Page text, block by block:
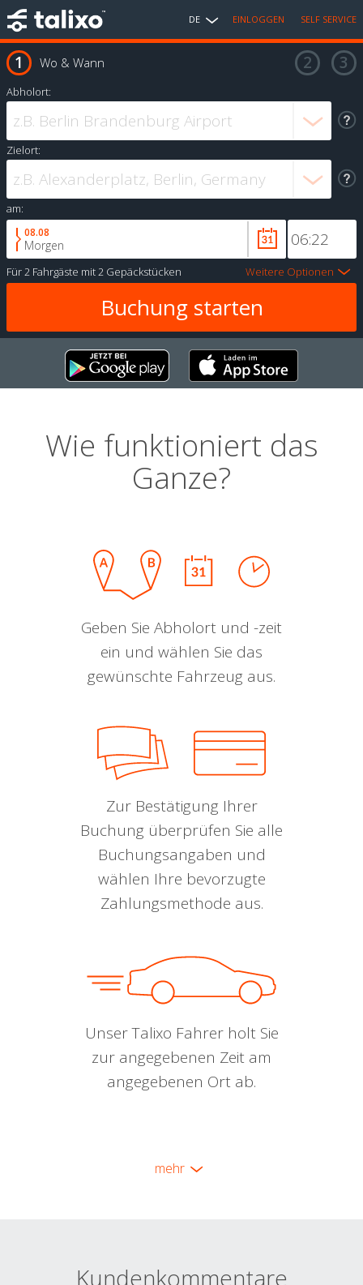
DE EINLOGGEN SELF SERVICE
Wo & Wann
Abholort:
Zielort:
am:
08.08
Morgen
Für2 Fahrgäste mit2 Gepäckstücken Weitere Optionen
Wie funktioniert das
Ganze?
Geben Sie Abholort und -zeit
ein und wählen Sie das
gewünschte Fahrzeug aus.
Zur Bestätigung Ihrer
Buchung überprüfen Sie alle
Buchungsangaben und
wählen Ihre bevorzugte
Zahlungsmethode aus.
Unser Talixo Fahrer holt Sie
zur angegebenen Zeit am
angegebenen Ort ab.
mehr
Kundenkommentare